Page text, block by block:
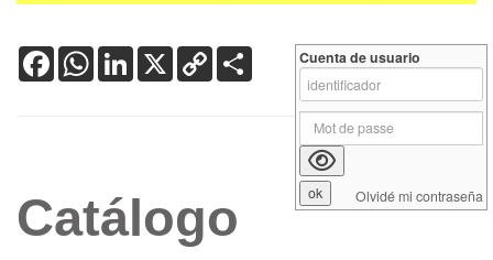
FacebookWhatsApp
LinkedIn
X Copy
Link
Catálogo
Cuenta de usuario
Olvidé mi contraseña